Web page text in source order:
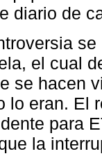
diario de
el cual
se hacen
lo eran. El
para
la